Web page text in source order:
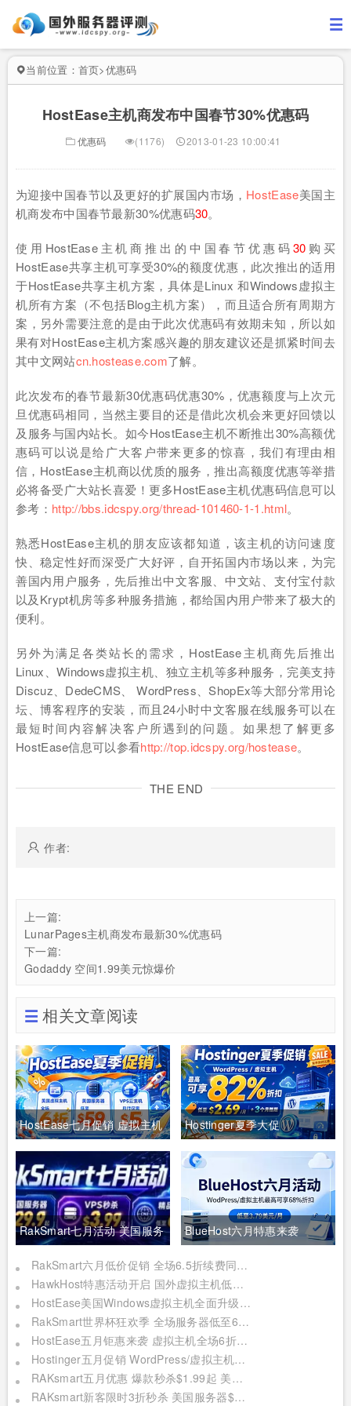
当前位置： 首页>优惠码
HostEase主机商发布中国春节30%优惠码
优惠码 (1176) 2013-01-23 10:00:41
为迎接中国春节以及更好的扩展国内市场， HostEase美国主
机商发布中国春节最新30%优惠码30。
使用HostEase主机商推出的中国春节优惠码30 购买
HostEase共享主机可享受30%的额度优惠，此次推出的适用
于HostEase共享主机方案，具体是Linux 和Windows虚拟主
机所有方案（不包括Blog主机方案），而且适合所有周期方
案，另外需要注意的是由于此次优惠码有效期未知，所以如
果有对HostEase主机方案感兴趣的朋友建议还是抓紧时间去
其中文网站cn.hostease.com了解。
此次发布的春节最新30优惠码优惠30%，优惠额度与上次元
旦优惠码相同，当然主要目的还是借此次机会来更好回馈以
及服务与国内站长。如今HostEase主机不断推出30%高额优
惠码可以说是给广大客户带来更多的惊喜，我们有理由相
信，HostEase主机商以优质的服务，推出高额度优惠等举措
必将备受广大站长喜爱！更多HostEase主机优惠码信息可以
参考： http://bbs.idcspy.org/thread-101460-1-1.html。
熟悉HostEase主机的朋友应该都知道，该主机的访问速度
快、稳定性好而深受广大好评，自开拓国内市场以来，为完
善国内用户服务，先后推出中文客服、中文站、支付宝付款
以及Krypt机房等多种服务措施，都给国内用户带来了极大的
便利。
另外为满足各类站长的需求，HostEase主机商先后推出
Linux、Windows虚拟主机、独立主机等多种服务，完美支持
Discuz、DedeCMS、 WordPress、ShopEx等大部分常用论
坛、博客程序的安装，而且24小时中文客服在线服务可以在
最短时间内容解决客户所遇到的问题。如果想了解更多
HostEase信息可以参看http://top.idcspy.org/hostease。
THE END
作者:
上一篇:
LunarPages主机商发布最新30%优惠码
下一篇:
Godaddy 空间1.99美元惊爆价
相关文章阅读
HostEase七月促销 虚拟主机
全场6折 美国服务器仅$49 年
付VPS低至$34.9 RTX5090
新购立减$100
Hostinger夏季大促
WordPress/虚拟主机最高可
享82%折扣 低至$2.69/月+3
个月赠期
RakSmart七月活动 美国服务
器$29.9起 VPS秒杀$3.99起
精品CN2低至6.5折
BlueHost六月特惠来袭
WordPress/虚拟主机最高可
享68%折扣
RakSmart六月低价促销 全场6.5折续费同价 2核2G云服务器$2.99起 裸机云买1送1
HawkHost特惠活动开启 国外虚拟主机低至$2.61/月 分销主机5折优惠
HostEase美国Windows虚拟主机全面升级NVMe固态硬盘 限时赠送独立IP最高3年
RakSmart世界杯狂欢季 全场服务器低至6折特惠
HostEase五月钜惠来袭 虚拟主机全场6折 VPS低至$34.9/年 美国服务器仅需$59/月
Hostinger五月促销 WordPress/虚拟主机最高可享81%折扣 低至$2.69/月+3个月赠期
RAKsmart五月优惠 爆款秒杀$1.99起 美国独服$29.9
RAKsmart新客限时3折秒杀 美国服务器$29.9/月 年付VPS低至$19.9 充享1.5倍膨胀金